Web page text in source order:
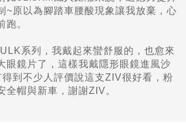
~原以為腳踏車腰酸現象讓我放棄，心
跑。
系列，我戴起來蠻舒服的，也愈來
眼鏡片了，這樣我戴隱形眼鏡進風沙
到不少人評價說這支ZIV很好看，粉
全帽與新車，謝謝ZIV。